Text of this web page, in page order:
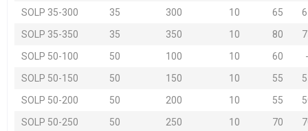
SOLP 35-300
35 300 10 65
SOLP 35-350
35 350 10 80
SOLP 50-100
50 100 10 60
-
SOLP 50-150
50 150 10 55
SOLP 50-200
50 200 10 55
SOLP 50-250
50 250 10 70